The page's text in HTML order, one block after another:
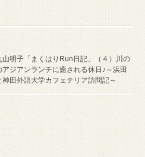
山明子「まくはりRun日記」（４）川の
ジアンランチに癒される休日♪～浜田
神田外語大学カフェテリア訪問記～